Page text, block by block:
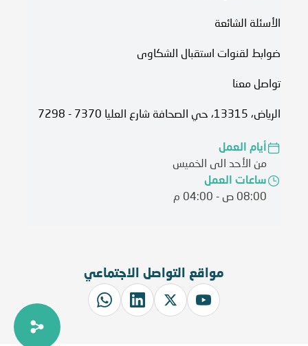
الأسئلة الشائعة
ضوابط لقنوات استقبال الشكاوى
تواصل معنا
الرياض، 13315، حي الصحافة شارع العليا 7370 - 7298
أيام العمل
من الأحد الى الخميس
ساعات العمل
08:00 ص - 04:00 م
مواقع التواصل الاجتماعي